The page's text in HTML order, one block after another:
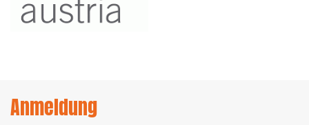
Anmeldung